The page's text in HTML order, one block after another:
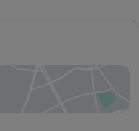
nowej karcie